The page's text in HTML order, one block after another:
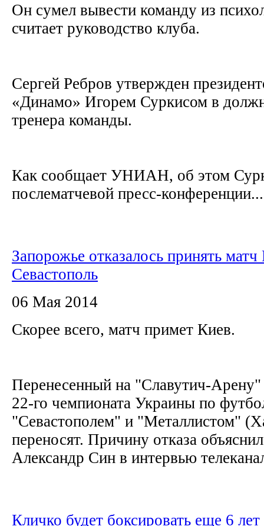
Он сумел вывести команду из
считает руководство клуба.
Сергей Ребров утвержден
«Динамо» Игорем Суркисом в
тренера команды.
Как сообщает УНИАН, об этом
послематчевой пресс-конференции...
Запорожье отказалось принять
Севастополь
06 Мая 2014
Скорее всего, матч примет Киев.
Перенесенный на "Славутич-
22-го чемпионата Украины по
"Севастополем" и "Металлистом"
переносят. Причину отказа
Александр Син в интервью
Кличко будет боксировать еще 6 лет